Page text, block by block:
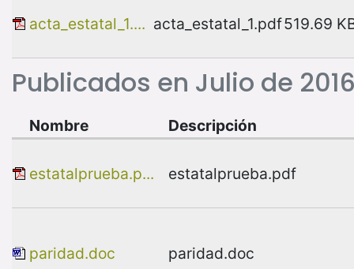
Publicados en Julio de
acta_estatal_1.... acta_estatal_1.pdf519.69
Nombre Descripción
estatalprueba.p... estatalprueba.pdf
paridad.doc paridad.doc